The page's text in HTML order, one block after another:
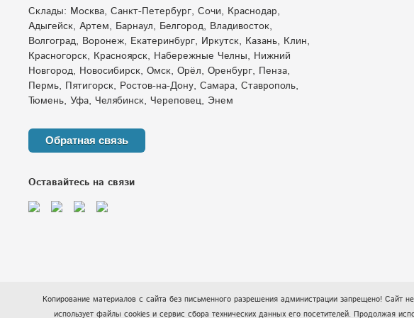
Склады: Москва, Санкт-Петербург, Сочи, Краснодар,
Адыгейск, Артем, Барнаул, Белгород, Владивосток,
Волгоград, Воронеж, Екатеринбург, Иркутск, Казань, Клин,
Красногорск, Красноярск, Набережные Челны, Нижний
Новгород, Новосибирск, Омск, Орёл, Оренбург, Пенза,
Пермь, Пятигорск, Ростов-на-Дону, Самара, Ставрополь,
Тюмень, Уфа, Челябинск, Череповец, Энем
Обратная связь
Оставайтесь на связи
Копирование материалов с сайта без письменного разрешения администрации запрещено! Сайт
использует файлы cookies и сервис сбора технических данных его посетителей.